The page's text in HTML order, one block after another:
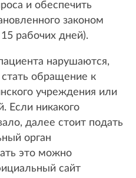
и обеспечить
законом
рабочих дней).
нарушаются,
обращение к
учреждения или
Если никакого
далее стоит подать
орган
это можно
сайт